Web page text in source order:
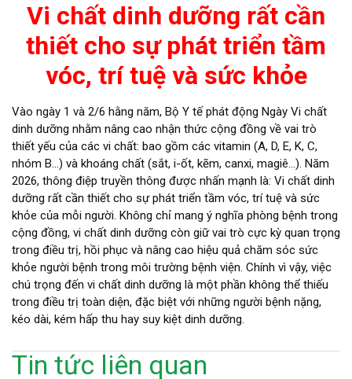
Vi chất dinh dưỡng rất cần
thiết cho sự phát triển tầm
vóc, trí tuệ và sức khỏe
Vào ngày 1 và 2/6 hằng năm, Bộ Y tế phát động Ngày Vi chất
dinh dưỡng nhằm nâng cao nhận thức cộng đồng về vai trò
thiết yếu của các vi chất: bao gồm các vitamin (A, D, E, K, C,
nhóm B…) và khoáng chất (sắt, i-ốt, kẽm, canxi, magiê…). Năm
2026, thông điệp truyền thông được nhấn mạnh là: Vi chất dinh
dưỡng rất cần thiết cho sự phát triển tầm vóc, trí tuệ và sức
khỏe của mỗi người. Không chỉ mang ý nghĩa phòng bệnh trong
cộng đồng, vi chất dinh dưỡng còn giữ vai trò cực kỳ quan trọng
trong điều trị, hồi phục và nâng cao hiệu quả chăm sóc sức
khỏe người bệnh trong môi trường bệnh viện. Chính vì vậy, việc
chú trọng đến vi chất dinh dưỡng là một phần không thể thiếu
trong điều trị toàn diện, đặc biệt với những người bệnh nặng,
kéo dài, kém hấp thu hay suy kiệt dinh dưỡng.
Tin tức liên quan